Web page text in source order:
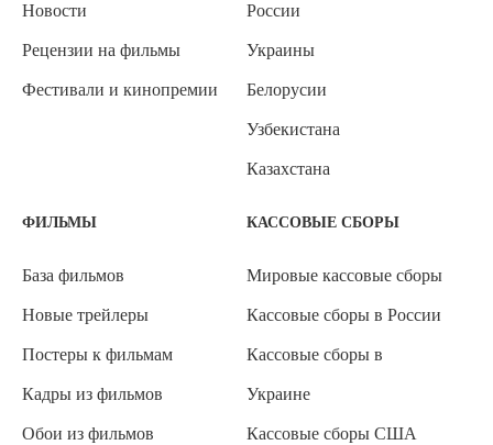
Новости
Рецензии на фильмы
Фестивали и кинопремии
России
Украины
Белорусии
Узбекистана
Казахстана
ФИЛЬМЫ
База фильмов
Новые трейлеры
Постеры к фильмам
Кадры из фильмов
Обои из фильмов
КАССОВЫЕ СБОРЫ
Мировые кассовые сборы
Кассовые сборы в России
Кассовые сборы в
Украине
Кассовые сборы США